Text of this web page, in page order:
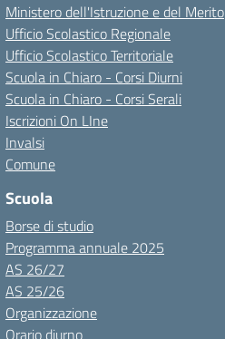
Ministero dell'Istruzione e del Merito
Ufficio Scolastico Regionale
Ufficio Scolastico Territoriale
Scuola in Chiaro - Corsi Diurni
Scuola in Chiaro - Corsi Serali
Iscrizioni On LIne
Invalsi
Comune
Scuola
Borse di studio
Programma annuale 2025
AS 26/27
AS 25/26
Organizzazione
Orario diurno